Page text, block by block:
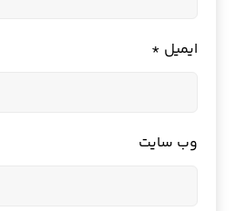
ایمیل *
وب‌ سایت